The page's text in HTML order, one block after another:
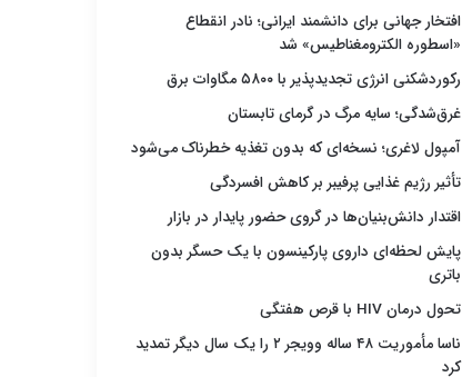
افتخار جهانی برای دانشمند ایرانی؛ نادر انقطاع
«اسطوره الکترومغناطیس» شد
رکوردشکنی انرژی تجدیدپذیر با ۵۸۰۰ مگاوات برق
غرق‌شدگی؛ سایه مرگ در گرمای تابستان
آمپول لاغری؛ نسخه‌ای که بدون تغذیه خطرناک می‌شود
تأثیر رژیم غذایی پرفیبر بر کاهش افسردگی
اقتدار دانش‌بنیان‌ها در گروی حضور پایدار در بازار
پایش لحظه‌ای داروی پارکینسون با یک حسگر بدون
باتری
تحول درمان HIV با قرص هفتگی
ناسا مأموریت ۴۸ ساله وویجر ۲ را یک سال دیگر تمدید
کرد